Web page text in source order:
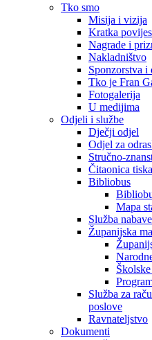
Tko smo
Misija i vizija
Kratka
Nagrade i
Nakladništvo
Sponzorstva i
Tko je Fran
Fotogalerija
U medijima
Odjeli i službe
Dječji odjel
Odjel za
Stručno-
Čitaonica tiska
Bibliobus
Mapa
Služba
Županijska
Služba za
poslove
Ravnateljstvo
Dokumenti